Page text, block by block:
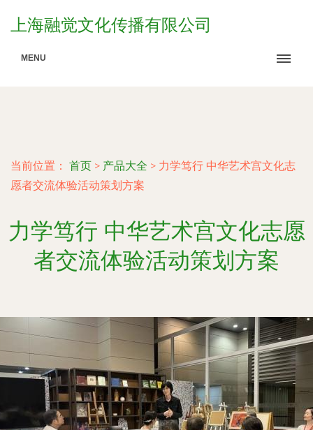
上海融觉文化传播有限公司
MENU
当前位置： 首页 > 产品大全 > 力学笃行 中华艺术宫文化志
愿者交流体验活动策划方案
力学笃行 中华艺术宫文化志愿
者交流体验活动策划方案